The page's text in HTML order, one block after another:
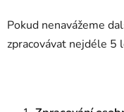
Pokud nenavážeme
zpracovávat nejdéle 5